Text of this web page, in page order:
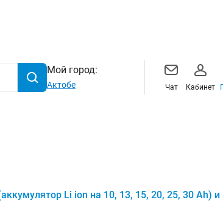
Мой город:
Актобе Чат Кабинет
Li ion на 10, 13, 15, 20, 25, 30 Ah)